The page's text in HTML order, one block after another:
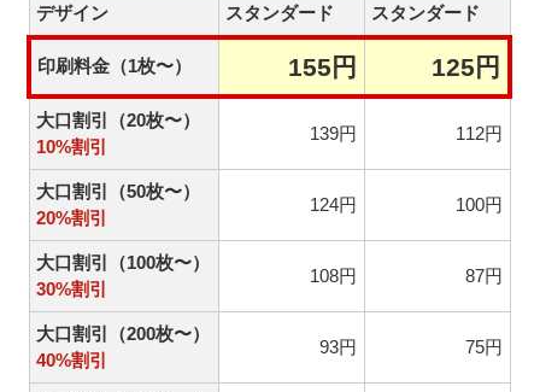
デザイン
スタンダード スタンダード
印刷料金（1枚〜） 155円 125円
大口割引（20枚〜）
10%割引
139円 112円
大口割引（50枚〜）
20%割引
124円 100円
大口割引（100枚〜）
30%割引
108円 87円
大口割引（200枚〜）
40%割引
93円 75円